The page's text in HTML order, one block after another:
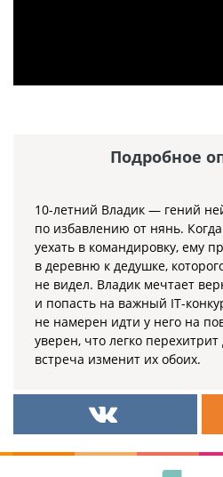
Подробное
10-летний Владик — гений
по избавлению от нянь.
уехать в командировку, ему
в деревню к дедушке,
не видел. Владик мечтает
и попасть на важный IT-
не намерен идти у него на
уверен, что легко перехитрит
встреча изменит их обоих.